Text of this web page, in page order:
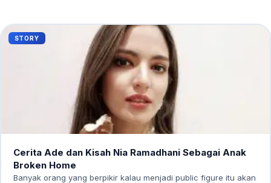
STORY
Cerita Ade dan Kisah Nia Ramadhani Sebagai Anak
Broken Home
Banyak orang yang berpikir kalau menjadi public figure itu akan